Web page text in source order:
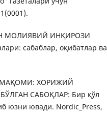
МОЛИЯВИЙ ИНҚИРОЗИ
сабаблар, оқибатлар ва
МАҚОМИ: ХОРИЖИЙ
САБОҚЛАР: Бир қўл
юзни ювади. Nordic_Press,